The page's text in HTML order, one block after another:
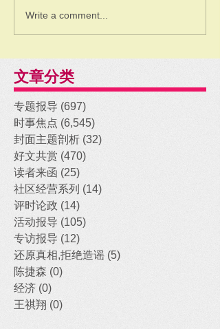
Write a comment...
文章分类
专题报导 (697)
时事焦点 (6,545)
封面主题剖析 (32)
好文共赏 (470)
读者来函 (25)
社区经营系列 (14)
评时论政 (14)
活动报导 (105)
专访报导 (12)
还原真相,拒绝造谣 (5)
陈捷森 (0)
经济 (0)
王祺翔 (0)